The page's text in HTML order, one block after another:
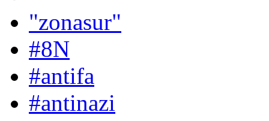
"zonasur"
#8N
#antifa
#antinazi